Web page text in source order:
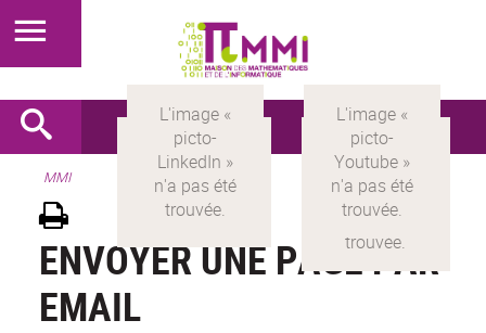
MMI
ENVOYER UNE PAGE PAR
EMAIL